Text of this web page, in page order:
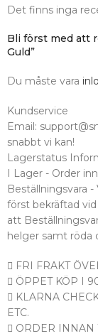
Det finns inga
Bli först med att
Guld”
Du måste vara
Kundservice
Email:
snabbt vi kan!
Lagerstatus
I Lager - Order
Beställningsvara
först bekräftad vid
att
helger samt röda
FRI FRAKT
ÖPPET KÖP I
KLARNA
ETC.
ORDER INNAN